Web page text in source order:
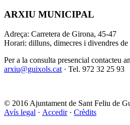
ARXIU MUNICIPAL
Adreça: Carretera de
Horari: dilluns, dimecres i
Per a la consulta presencial contacteu
arxiu@guixols.cat · Tel. 972 32 25 93
© 2016 Ajuntament de Sant Feliu de
Avís legal · Accedir· Crèdits